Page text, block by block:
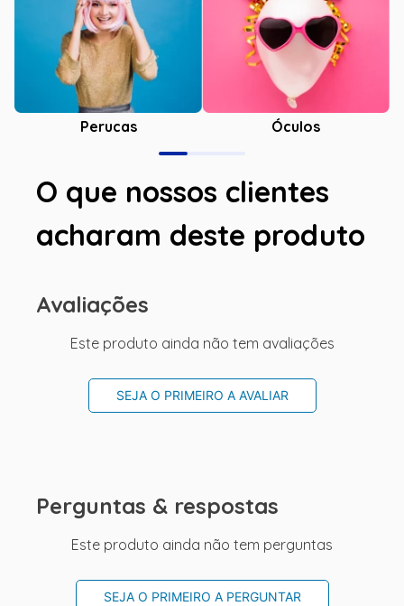
Perucas Óculos
O que nossos clientes
acharam deste produto
Avaliações
Este produto ainda não tem avaliações
SEJA O PRIMEIRO A AVALIAR
Perguntas & respostas
Este produto ainda não tem perguntas
SEJA O PRIMEIRO A PERGUNTAR